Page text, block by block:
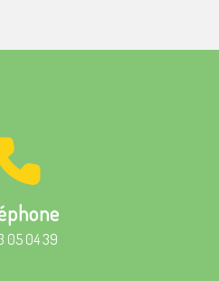
05 04 39